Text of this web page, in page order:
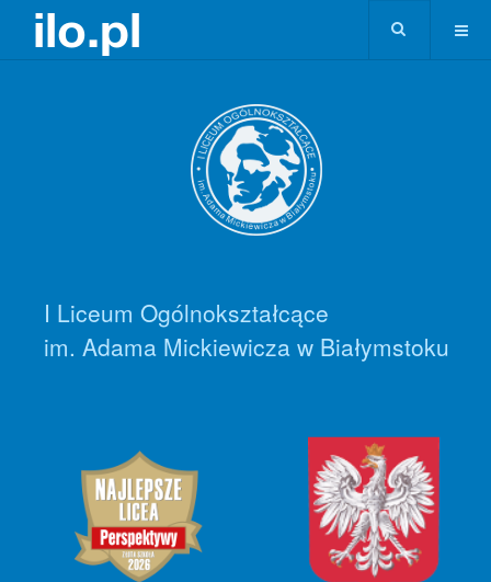
I Liceum Ogólnokształcące
im. Adama Mickiewicza w Białymstoku